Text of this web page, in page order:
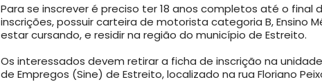
Para se inscrever é preciso ter 18 anos completos até o final
inscrições, possuir carteira de motorista categoria B, Ensino
estar cursando, e residir na região do município de Estreito.
Os interessados devem retirar a ficha de inscrição na
de Empregos (Sine) de Estreito, localizado na rua Floriano